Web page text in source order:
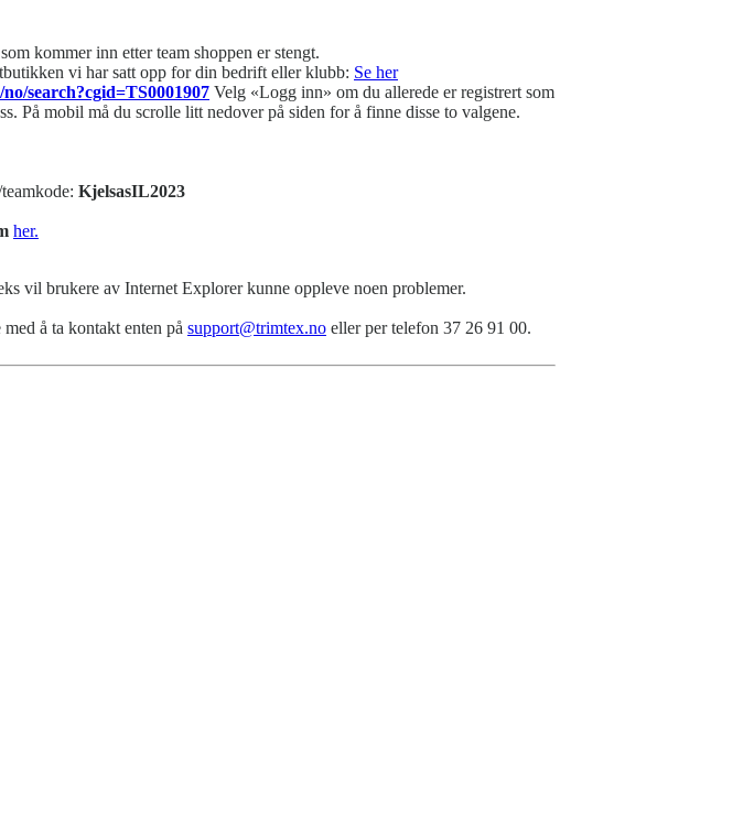
kommer inn etter team shoppen er stengt.
vi har satt opp for din bedrift eller klubb: Se her
search?cgid=TS0001907 Velg «Logg inn» om du allerede er registrert som
På mobil må du scrolle litt nedover på siden for å finne disse to valgene.
KjelsasIL2023
her.
vil brukere av Internet Explorer kunne oppleve noen problemer.
å ta kontakt enten på support@trimtex.no eller per telefon 37 26 91 00.